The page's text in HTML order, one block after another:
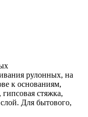
рулонных, на
к основаниям,
стяжка,
Для бытового,